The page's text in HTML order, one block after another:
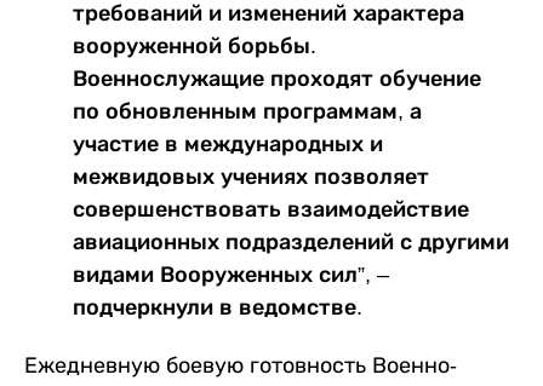
требований и изменений характера
вооруженной борьбы.
Военнослужащие проходят обучение
по обновленным программам, а
участие в международных и
межвидовых учениях позволяет
совершенствовать взаимодействие
авиационных подразделений с другими
видами Вооруженных сил”, –
подчеркнули в ведомстве.
Ежедневную боевую готовность Военно-